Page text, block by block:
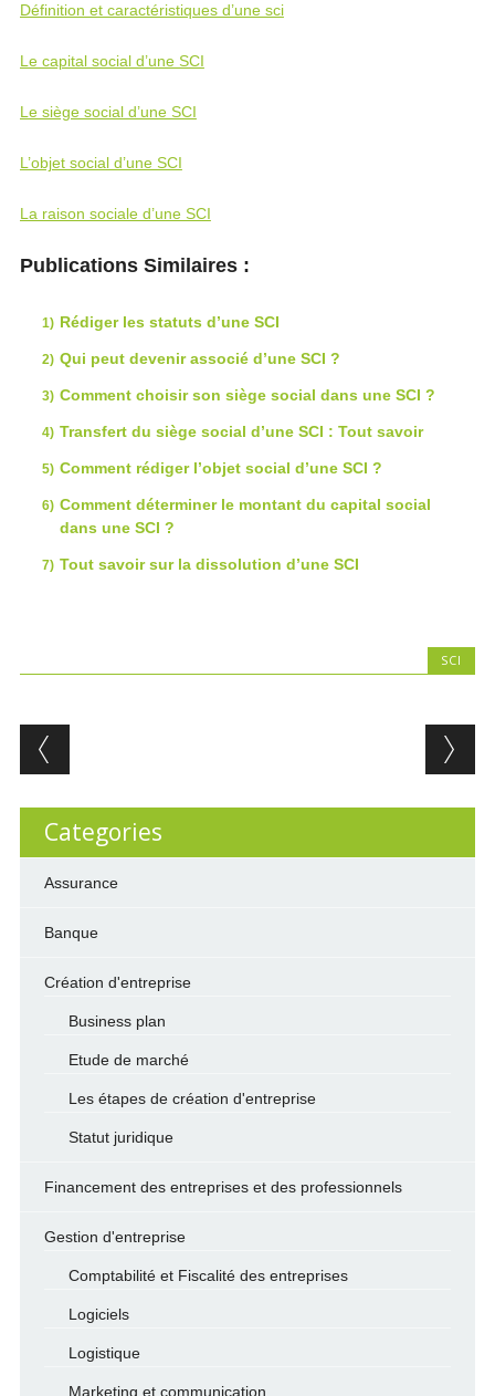
Définition et caractéristiques d’une sci
Le capital social d’une SCI
Le siège social d’une SCI
L’objet social d’une SCI
La raison sociale d’une SCI
Publications Similaires :
Rédiger les statuts d’une SCI
Qui peut devenir associé d’une SCI ?
Comment choisir son siège social dans une SCI ?
Transfert du siège social d’une SCI : Tout savoir
Comment rédiger l’objet social d’une SCI ?
Comment déterminer le montant du capital social
dans une SCI ?
Tout savoir sur la dissolution d’une SCI
SCI
Post navigation
Categories
Assurance
Banque
Création d'entreprise
Business plan
Etude de marché
Les étapes de création d'entreprise
Statut juridique
Financement des entreprises et des professionnels
Gestion d'entreprise
Comptabilité et Fiscalité des entreprises
Logiciels
Logistique
Marketing et communication